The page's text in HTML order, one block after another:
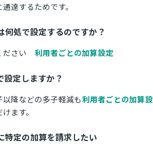
達するためです。
何処で設定するのですか？
ださい 利用者ごとの加算設定
設定しますか？
降などの多子軽減も利用者ごとの加算設
ます。
特定の加算を請求したい